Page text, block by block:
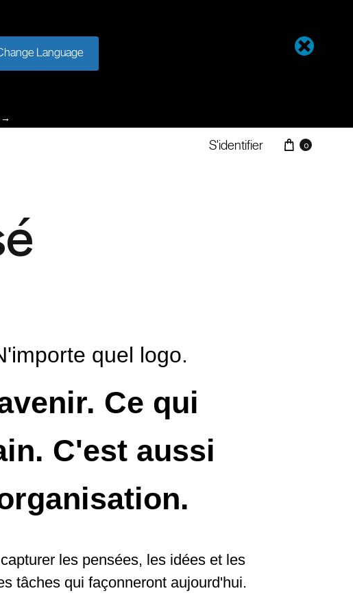
Language
→
S'identifier 0
quel logo.
Ce qui
C'est aussi
les pensées, les idées et les
tâches qui façonneront aujourd'hui.